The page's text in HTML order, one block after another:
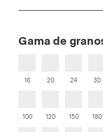
Gama de
16 20 24 30
100 120 150 180